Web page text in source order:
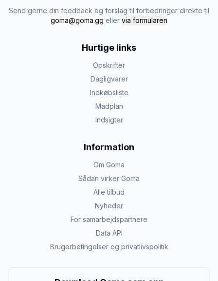
Send gerne din feedback og forslag til forbedringer direkte til
goma@goma.gg eller via formularen
Hurtige links
Opskrifter
Dagligvarer
Indkøbsliste
Madplan
Indsigter
Information
Om Goma
Sådan virker Goma
Alle tilbud
Nyheder
For samarbejdspartnere
Data API
Brugerbetingelser og privatlivspolitik